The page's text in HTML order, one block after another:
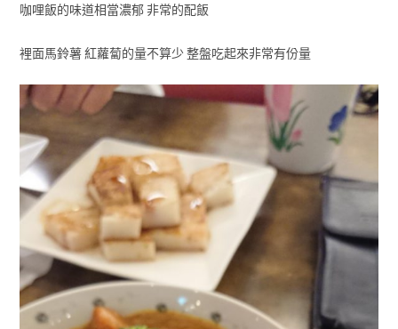
咖哩飯的味道相當濃郁 非常的配飯
裡面馬鈴薯 紅蘿蔔的量不算少 整盤吃起來非常有份量